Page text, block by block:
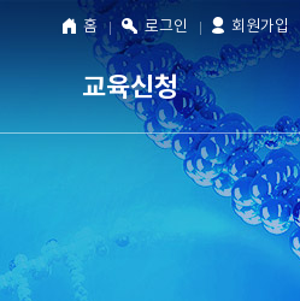
홈 로그인 회원가입
교육신청